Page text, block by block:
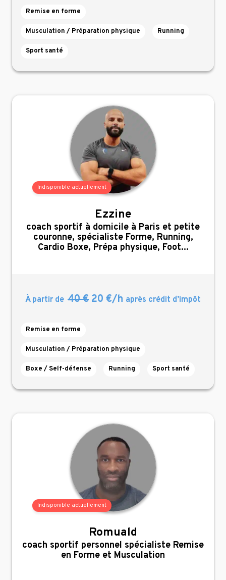
Remise en forme
Musculation / Préparation physique Running
Sport santé
Indisponible actuellement
Ezzine
,
coach sportif à domicile à Paris et petite
couronne, spécialiste Forme, Running,
Cardio Boxe, Prépa physique, Foot...
À partir de 40 € 20 €/h après crédit d’impôt
Remise en forme
Musculation / Préparation physique
Boxe / Self-défense Running Sport santé
Indisponible actuellement
Romuald
,
coach sportif personnel spécialiste Remise
en Forme et Musculation